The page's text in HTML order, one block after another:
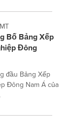
Bố Bảng Xếp
Đông
đầu Bảng Xếp
Đông Nam Á của